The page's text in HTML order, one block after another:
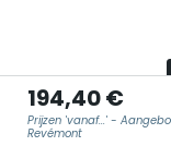
194,40 €
Prijzen 'vanaf...' -
Revémont
Agence Régionale